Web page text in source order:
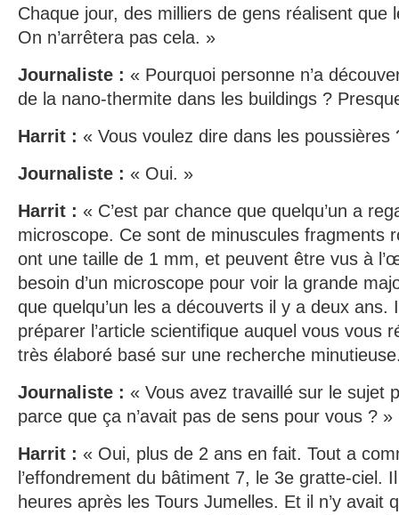
Chaque jour, des milliers de gens réalisent que
On n’arrêtera pas cela. »
Journaliste : « Pourquoi personne n’a
de la nano-thermite dans les buildings ?
Harrit : « Vous voulez dire dans les poussières
Journaliste : « Oui. »
Harrit : « C’est par chance que quelqu’un a
microscope. Ce sont de minuscules fragments
ont une taille de 1 mm, et peuvent être vus à
besoin d’un microscope pour voir la grande
que quelqu’un les a découverts il y a deux ans.
préparer l’article scientifique auquel vous vous
très élaboré basé sur une recherche
Journaliste : « Vous avez travaillé sur le sujet
parce que ça n’avait pas de sens pour vous ? »
Harrit : « Oui, plus de 2 ans en fait. Tout a
l’effondrement du bâtiment 7, le 3e gratte-ciel.
heures après les Tours Jumelles. Et il n’y avait